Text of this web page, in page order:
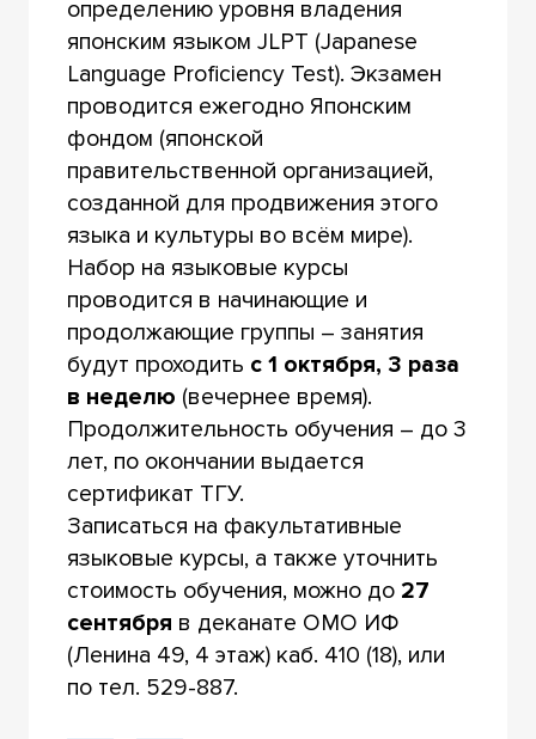
определению уровня владения
японским языком JLPT (Japanese
Language Proficiency Test). Экзамен
проводится ежегодно Японским
фондом (японской
правительственной организацией,
созданной для продвижения этого
языка и культуры во всём мире).
Набор на языковые курсы
проводится в начинающие и
продолжающие группы – занятия
будут проходить с 1 октября, 3 раза
в неделю (вечернее время).
Продолжительность обучения – до 3
лет, по окончании выдается
сертификат ТГУ.
Записаться на факультативные
языковые курсы, а также уточнить
стоимость обучения, можно до27
сентября в деканате ОМО ИФ
(Ленина 49, 4 этаж) каб. 410 (18), или
по тел. 529-887.